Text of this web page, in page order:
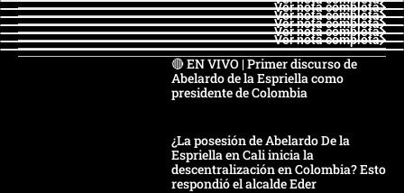
Ver nota completa
Ver nota completa
Ver nota completa
Ver nota completa
Ver nota completa
🔴 EN VIVO | Primer discurso de
Abelardo de la Espriella como
presidente de Colombia
¿La posesión de Abelardo De la
Espriella en Cali inicia la
descentralización en Colombia? Esto
respondió el alcalde Eder